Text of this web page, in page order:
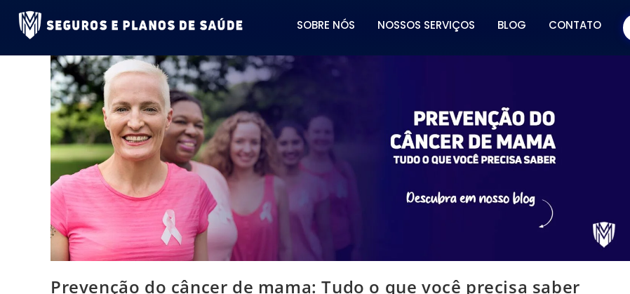
SOBRE NÓS NOSSOS SERVIÇOS BLOG CONTATO
Prevenção do câncer de mama: Tudo o que você precisa saber